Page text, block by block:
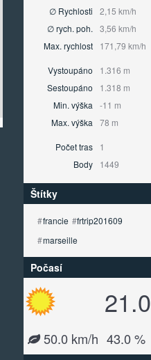
∅ Rychlosti
2,15 km/h
∅ rych. poh.
3,56 km/h
Max. rychlost
171,79 km/h
Vystoupáno
1.316 m
Sestoupáno
1.318 m
Min. výška
-11 m
Max. výška
78 m
Počet tras
1
Body
1449
Štítky
#francie #frtrip201609
#marseille
Počasí
21.0
50.0 km/h 43.0 %